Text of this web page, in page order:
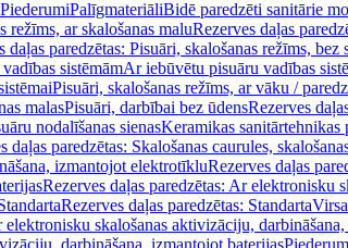
PalīgmateriāliBidē paredzēti sanitārie
režīms, ar skalošanas maluRezerves daļas
daļas paredzētas: Pisuāri, skalošanas režīms, bez
sistēmāmAr iebūvētu pisuāru vadības
Pisuāri, skalošanas režīms, ar vāku /
malasPisuāri, darbībai bez ūdensRezerves
nodalīšanas sienasKeramikas sanitārtehnikas
daļas paredzētas: Skalošanas caurules,
izmantojot elektrotīkluRezerves daļas
Rezerves daļas paredzētas: Ar elektronisku
Rezerves daļas paredzētas: Standarta
elektronisku skalošanas aktivizāciju,
darbināšana, izmantojot baterijas